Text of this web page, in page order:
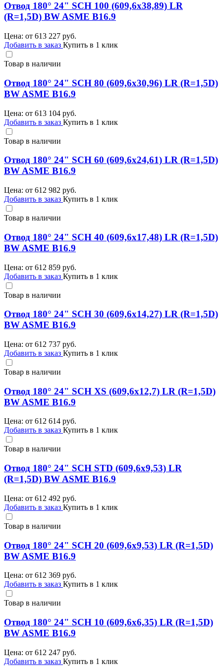
Отвод 180° 24" SCH 100 (609,6х38,89) LR
(R=1,5D) BW ASME B16.9
Цена: от 613 227 руб.
Добавить в заказ Купить в 1 клик
Товар в наличии
Отвод 180° 24" SCH 80 (609,6х30,96) LR (R=1,5D)
BW ASME B16.9
Цена: от 613 104 руб.
Добавить в заказ Купить в 1 клик
Товар в наличии
Отвод 180° 24" SCH 60 (609,6х24,61) LR (R=1,5D)
BW ASME B16.9
Цена: от 612 982 руб.
Добавить в заказ Купить в 1 клик
Товар в наличии
Отвод 180° 24" SCH 40 (609,6х17,48) LR (R=1,5D)
BW ASME B16.9
Цена: от 612 859 руб.
Добавить в заказ Купить в 1 клик
Товар в наличии
Отвод 180° 24" SCH 30 (609,6х14,27) LR (R=1,5D)
BW ASME B16.9
Цена: от 612 737 руб.
Добавить в заказ Купить в 1 клик
Товар в наличии
Отвод 180° 24" SCH XS (609,6х12,7) LR (R=1,5D)
BW ASME B16.9
Цена: от 612 614 руб.
Добавить в заказ Купить в 1 клик
Товар в наличии
Отвод 180° 24" SCH STD (609,6х9,53) LR
(R=1,5D) BW ASME B16.9
Цена: от 612 492 руб.
Добавить в заказ Купить в 1 клик
Товар в наличии
Отвод 180° 24" SCH 20 (609,6х9,53) LR (R=1,5D)
BW ASME B16.9
Цена: от 612 369 руб.
Добавить в заказ Купить в 1 клик
Товар в наличии
Отвод 180° 24" SCH 10 (609,6х6,35) LR (R=1,5D)
BW ASME B16.9
Цена: от 612 247 руб.
Добавить в заказ Купить в 1 клик